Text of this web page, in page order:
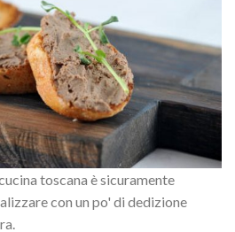
toscana è sicuramente
con un po' di dedizione